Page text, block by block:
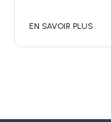
EN SAVOIR PLUS